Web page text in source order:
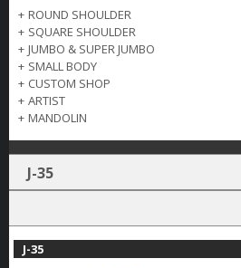
+ ROUND SHOULDER
+ SQUARE SHOULDER
+ JUMBO & SUPER JUMBO
+ SMALL BODY
+ CUSTOM SHOP
+ ARTIST
+ MANDOLIN
J-35
J-35